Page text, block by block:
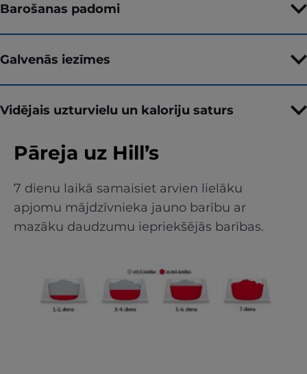
Barošanas padomi
Galvenās iezīmes
Vidējais uzturvielu un kaloriju saturs
Pāreja uz Hill’s
7 dienu laikā samaisiet arvien lielāku
apjomu mājdzīvnieka jauno barību ar
mazāku daudzumu iepriekšējās barības.